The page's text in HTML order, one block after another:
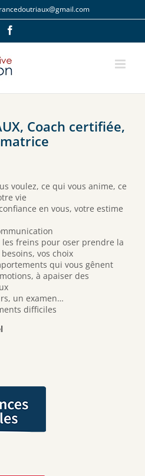
Coach certifiée,
voulez, ce qui vous anime, ce
vie
en vous, votre estime
freins pour oser prendre la
vos choix
qui vous gênent
à apaiser des
un examen…
difficiles